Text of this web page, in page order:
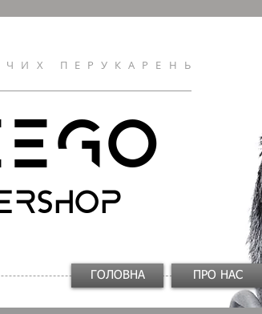
ПЕРУКАРЕНЬ
ГОЛОВНА ПРО НАС